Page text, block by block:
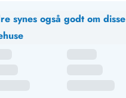
synes også godt om disse